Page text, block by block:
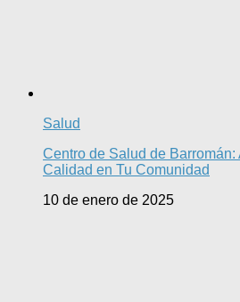
Salud
Centro de Salud de
Calidad en Tu Comunidad
10 de enero de 2025